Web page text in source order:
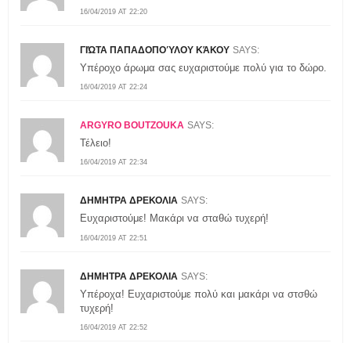
16/04/2019 AT 22:20
ΓΙΏΤΑ ΠΑΠΑΔΟΠΟΎΛΟΥ ΚΆΚΟΥ SAYS:
16/04/2019 AT 22:24
Υπέροχο άρωμα σας ευχαριστούμε πολύ για το δώρο.
ARGYRO BOUTZOUKA SAYS:
16/04/2019 AT 22:34
Τέλειο!
ΔΗΜΗΤΡΑ ΔΡΕΚΟΛΙΑ SAYS:
16/04/2019 AT 22:51
Ευχαριστούμε! Μακάρι να σταθώ τυχερή!
ΔΗΜΗΤΡΑ ΔΡΕΚΟΛΙΑ SAYS:
16/04/2019 AT 22:52
Υπέροχα! Ευχαριστούμε πολύ και μακάρι να στσθώ
τυχερή!